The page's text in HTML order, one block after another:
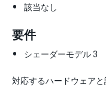
該当なし
要件
シェーダーモデル 3
対応するハードウェア